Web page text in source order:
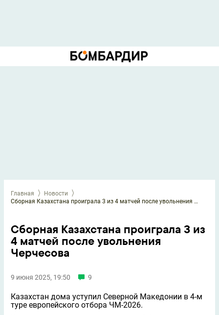
Главная
Новости
Сборная Казахстана проиграла 3 из 4 матчей после увольнения Черчесова
Сборная Казахстана проиграла 3 из
4 матчей после увольнения
Черчесова
9 июня 2025, 19:50 9
Казахстан дома уступил Северной Македонии в 4-м
туре европейского отбора ЧМ-2026.